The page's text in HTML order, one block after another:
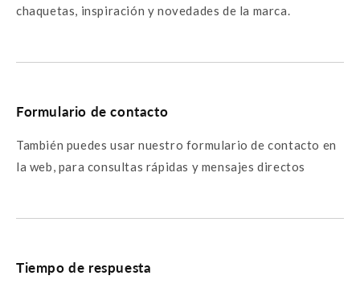
chaquetas, inspiración y novedades de la marca.
Formulario de contacto
También puedes usar nuestro formulario de contacto en
la web, para consultas rápidas y mensajes directos
Tiempo de respuesta